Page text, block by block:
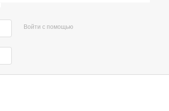
Войти с помощью